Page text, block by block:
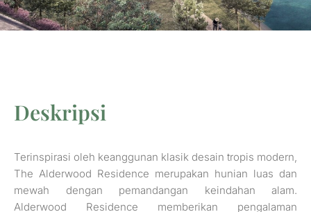
Deskripsi
Terinspirasi oleh keanggunan klasik desain tropis modern,
The Alderwood Residence merupakan hunian luas dan
mewah dengan pemandangan keindahan alam.
Alderwood Residence memberikan pengalaman